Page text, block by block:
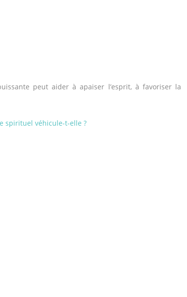
peut aider à apaiser l’esprit, à favoriser la
spirituel véhicule-t-elle ?